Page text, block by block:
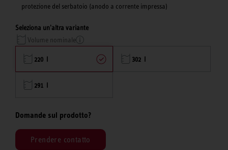
protezione del serbatoio (anodo a corrente impressa)
Seleziona un'altra variante
Volume nominale
220 l 302 l
291 l
Domande sul prodotto?
Prendere contatto